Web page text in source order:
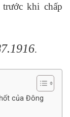
khi chấp
.
của Đông